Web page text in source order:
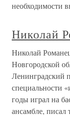
необходимости
Николай
Николай
Новгородской
Ленинградский
специальности
годы играл на
ансамбле, писал